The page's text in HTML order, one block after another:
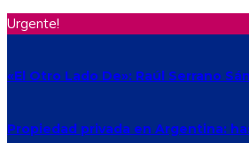
Urgente!
«El Otro Lado De»: Raúl Serrano
Propiedad privada en Argentina: